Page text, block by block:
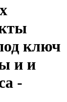
ключ
и и
-